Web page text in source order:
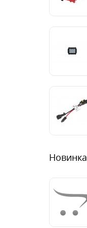
Новинка